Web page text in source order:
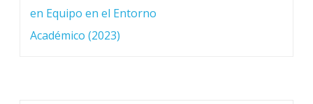
en Equipo en el Entorno
Académico (2023)